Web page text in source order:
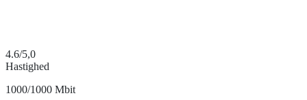
4.6/5,0
Hastighed
1000/1000 Mbit